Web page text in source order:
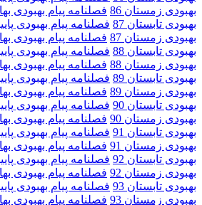
بهبودی زمستان 86
فصلنامه پیام بهبودی بهار
بهبودی تابستان 87
فصلنامه پیام بهبودی پاییز
بهبودی زمستان 87
فصلنامه پیام بهبودی بهار
بهبودی تابستان 88
فصلنامه پیام بهبودی پاییز
بهبودی زمستان 88
فصلنامه پیام بهبودی بهار
بهبودی تابستان 89
فصلنامه پیام بهبودی پاییز
بهبودی زمستان 89
فصلنامه پیام بهبودی بهار
بهبودی تابستان 90
فصلنامه پیام بهبودی پاییز
بهبودی زمستان 90
فصلنامه پیام بهبودی بهار
بهبودی تابستان 91
فصلنامه پیام بهبودی پاییز
بهبودی زمستان 91
فصلنامه پیام بهبودی بهار
بهبودی تابستان 92
فصلنامه پیام بهبودی پاییز
بهبودی زمستان 92
فصلنامه پیام بهبودی بهار
بهبودی تابستان 93
فصلنامه پیام بهبودی پاییز
بهبودی زمستان 93
فصلنامه پیام بهبودی بهار